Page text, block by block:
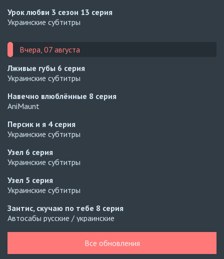
Урок любви 3 сезон 13 серия
Украинские субтитры
Вчера, 07 августа
Лживые губы 6 серия
Украинские субтитры
Навечно влюблённые 8 серия
AniMaunt
Персик и я 4 серия
Украинские субтитры
Узел 6 серия
Украинские субтитры
Узел 5 серия
Украинские субтитры
Зантис, скучаю по тебе 8 серия
Автосабы русские / украинские
Все обновления